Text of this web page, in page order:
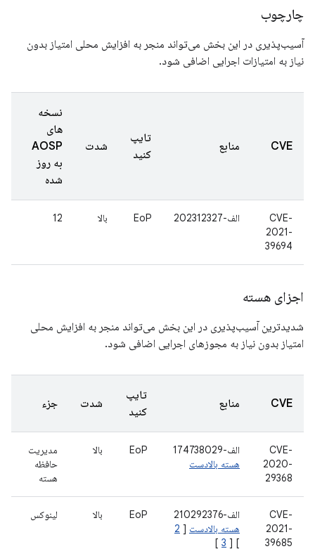
چارچوب
آسیب‌پذیری در این بخش می‌تواند منجر به افزایش محلی امتیاز بدون
نیاز به امتیازات اجرایی اضافی شود.
CVE منابع
تایپ
کنید
شدت
نسخه
های
AOSP
به روز
شده
CVE-
2021-
39694
الف-202312327 EoP بالا 12
اجزای هسته
شدیدترین آسیب‌پذیری در این بخش می‌تواند منجر به افزایش محلی
امتیاز بدون نیاز به مجوزهای اجرایی اضافی شود.
CVE منابع
تایپ
کنید
شدت جزء
CVE-
2020-
29368
الف-174738029
هسته بالادست
EoP بالا
مدیریت
حافظه
هسته
CVE-
2021-
39685
الف-210292376
هسته بالادست [
2
] [
3
]
EoP بالا لینوکس